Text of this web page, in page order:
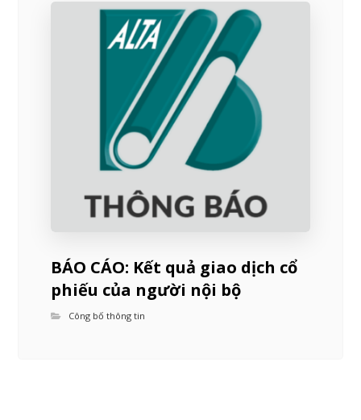
BÁO CÁO: Kết quả giao dịch cổ
phiếu của người nội bộ
Công bố thông tin